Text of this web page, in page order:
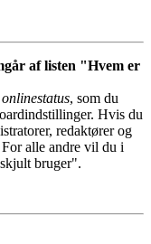
af listen "Hvem er
, som du
Hvis du
redaktører og
alle andre vil du i
bruger".